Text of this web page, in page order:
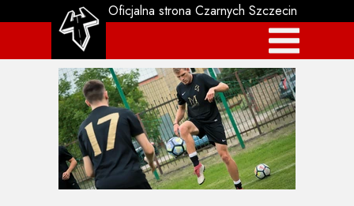
Oficjalna strona Czarnych Szczecin